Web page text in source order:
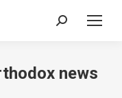
Search:
news